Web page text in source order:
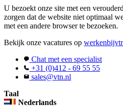
U bezoekt onze site met een
zorgen dat de website niet optimaal
met een andere browser te bezoeken.
Bekijk onze vacatures op
Chat met een specialist
+31 (0)412 - 69 55 55
sales@vtn.nl
Taal
Nederlands